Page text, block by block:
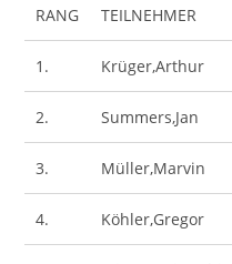
RANG TEILNEHMER
1. Krüger,Arthur
2. Summers,Jan
3. Müller,Marvin
4. Köhler,Gregor